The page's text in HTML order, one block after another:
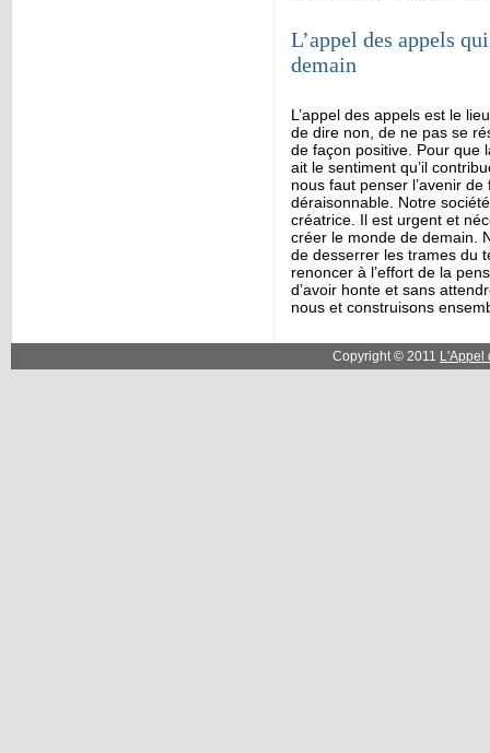
L’appel des appels
demain
L’appel des appels est le
de dire non, de ne pas se
de façon positive. Pour que
ait le sentiment qu’il
nous faut penser l’avenir
déraisonnable. Notre
créatrice. Il est urgent et
créer le monde de demain.
de desserrer les trames du
renoncer à l’effort de la
d’avoir honte et sans
nous et construisons
Copyright © 2011 L'Appel